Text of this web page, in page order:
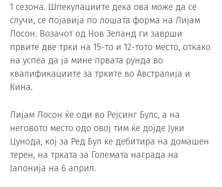
1 сезона. Шпекулациите дека ова може да се
случи, се појавија по лошата форма на Лијам
Лосон. Возачот од Нов Зеланд ги заврши
првите две трки на 15-то и 12-тото место, откако
на успеа да ја мине првата рунда во
квалификациите за трките во Австралија и
Кина.
Лијам Лосон ќе оди во Рејсинг Булс, а на
неговото место одо овој тим ќе дојде Јуки
Цунода, кој за Ред Бул ќе дебитира на домашен
терен, на трката за Големата награда на
Јапонија на 6 април.